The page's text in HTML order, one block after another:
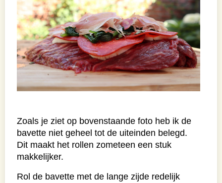
Zoals je ziet op bovenstaande foto heb ik de
bavette niet geheel tot de uiteinden belegd.
Dit maakt het rollen zometeen een stuk
makkelijker.
Rol de bavette met de lange zijde redelijk